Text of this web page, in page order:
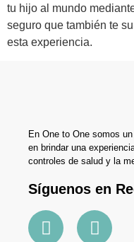
tu hijo al mundo
seguro que también te
esta experiencia.
En One to One somos
en brindar una
controles de salud y la
Síguenos en